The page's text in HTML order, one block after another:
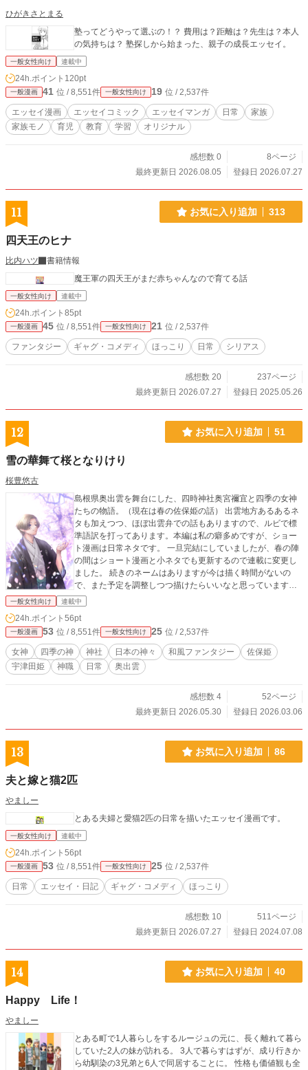
ひがきさとまる
塾ってどうやって選ぶの！？ 費用は？距離は？先生は？本人
の気持ちは？ 塾探しから始まった、親子の成長エッセイ。
一般女性向け 連載中
24h.ポイント 120pt
一般漫画 41 位 / 8,551件 一般女性向け 19 位 / 2,537件
エッセイ漫画 エッセイコミック エッセイマンガ 日常
家族
家族モノ
育児 教育 学習 オリジナル
感想数 0
8ページ
最終更新日 2026.08.05
登録日 2026.07.27
11 お気に入り追加 313
四天王のヒナ
比内ハツ
書籍情報
魔王軍の四天王がまだ赤ちゃんなので育てる話
一般女性向け 連載中
24h.ポイント 85pt
一般漫画 45 位 / 8,551件 一般女性向け 21 位 / 2,537件
ファンタジー ギャグ・コメディ ほっこり 日常 シリアス
感想数 20
237ページ
最終更新日 2026.07.27
登録日 2025.05.26
12 お気に入り追加 51
雪の華舞て桜となりけり
桜豊悠古
島根県奥出雲を舞台にした、四時神社奥宮禰宜と四季の女神
たちの物語。（現在は春の佐保姫の話） 出雲地方あるあるネ
タも加えつつ、ほぼ出雲弁での話もありますので、ルビで標
準語訳を打ってあります。本編は私の癖多めですが、ショー
ト漫画は日常ネタです。 一旦完結にしていましたが、春の陣
の間はショート漫画と小ネタでも更新するので連載に変更し
ました。 続きのネームはありますが今は描く時間がないの
で、また予定を調整しつつ描けたらいいなと思っています。
出来れば四季の女神全ての話を描きたいなぁ。
一般女性向け 連載中
24h.ポイント 56pt
一般漫画 53 位 / 8,551件 一般女性向け 25 位 / 2,537件
女神 四季の神 神社 日本の神々 和風ファンタジー
佐保姫
宇津田姫
神職 日常 奥出雲
感想数 4
52ページ
最終更新日 2026.05.30
登録日 2026.03.06
13 お気に入り追加 86
夫と嫁と猫2匹
やましー
とある夫婦と愛猫2匹の日常を描いたエッセイ漫画です。
一般女性向け 連載中
24h.ポイント 56pt
一般漫画 53 位 / 8,551件 一般女性向け 25 位 / 2,537件
日常 エッセイ・日記 ギャグ・コメディ ほっこり
感想数 10
511ページ
最終更新日 2026.07.27
登録日 2024.07.08
14 お気に入り追加 40
Happy Life！
やましー
とある町で1人暮らしをするルージュの元に、長く離れて暮ら
していた2人の妹が訪れる。 3人で暮らすはずが、成り行きか
ら幼馴染の3兄弟と6人で同居することに。 性格も価値観も全